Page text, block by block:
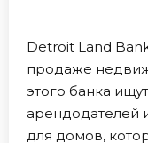
Detroit Land
продаже
этого банка
арендодателей
для домов,